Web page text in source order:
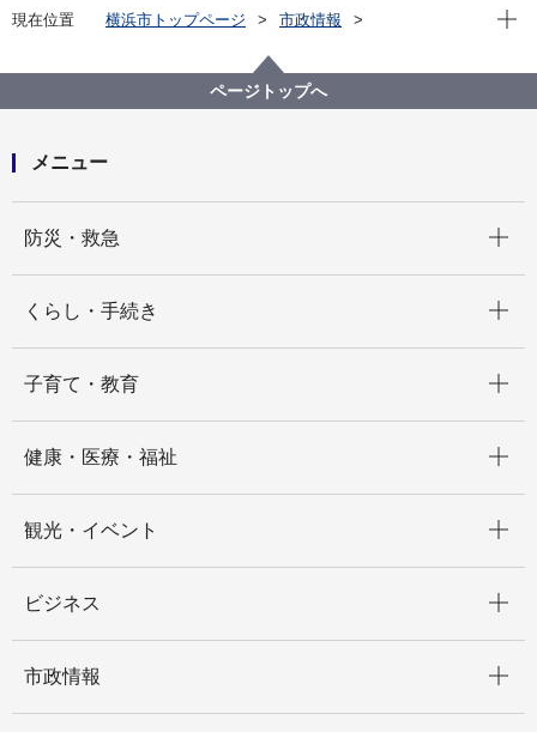
現在位置 横浜市トップページ
市政情報
小児がんなど病気と向き合う子どもたちの“新たな居場
所”づくり～メタバースでライブビューイング！？～
現在
ページトップへ
メニュー
防災・救急
くらし・手続き
子育て・教育
健康・医療・福祉
観光・イベント
ビジネス
市政情報